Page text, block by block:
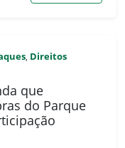
, Direitos
que
do Parque